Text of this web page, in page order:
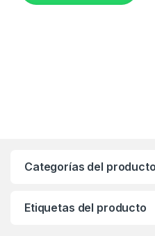
Categorías del producto
Etiquetas del producto